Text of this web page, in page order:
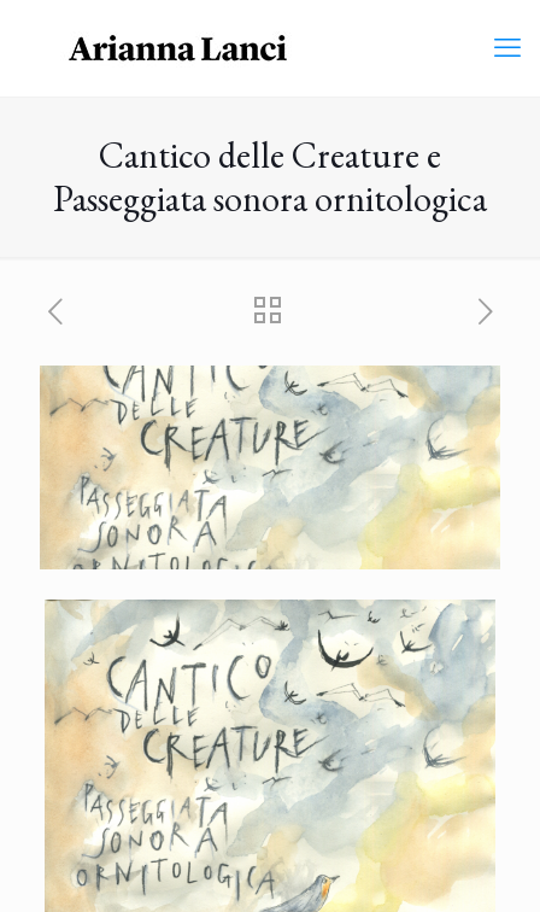
Cantico delle Creature e
Passeggiata sonora ornitologica